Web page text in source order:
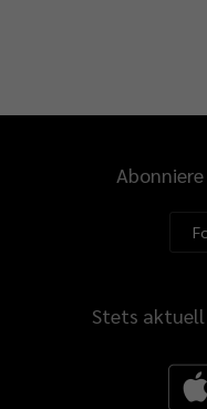
Stets aktuell